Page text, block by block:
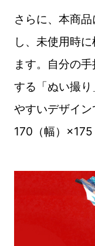
さらに、本商
し、未使用時
ます。自分の
する「ぬい撮
やすいデザイ
170（幅）×175